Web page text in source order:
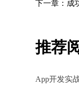
下一章：成
推荐
App开发实